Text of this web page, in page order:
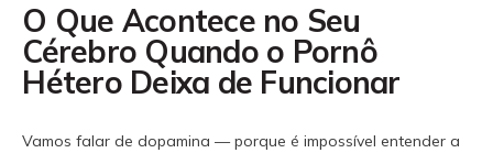
O Que Acontece no Seu
Cérebro Quando o Pornô
Hétero Deixa de Funcionar
Vamos falar de dopamina — porque é impossível entender a